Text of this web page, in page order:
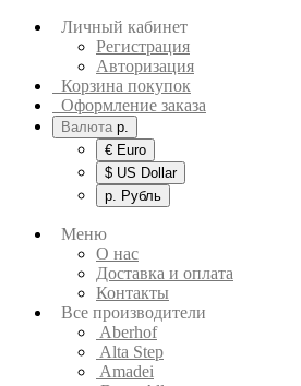
Личный кабинет
Регистрация
Авторизация
Корзина покупок
Оформление заказа
Валюта р.
€ Euro
$ US Dollar
р. Рубль
Меню
О нас
Доставка и оплата
Контакты
Все производители
Aberhof
Alta Step
Amadei